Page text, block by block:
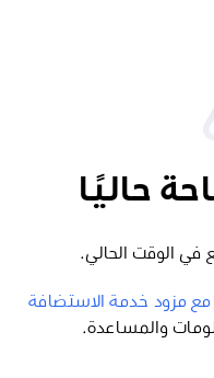
حاليًا
في الوقت الحالي.
مع مزود خدمة الاستضافة
والمساعدة.